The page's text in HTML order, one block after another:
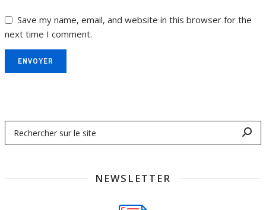
Save my name, email, and website in this browser for the
next time I comment.
ENVOYER
NEWSLETTER